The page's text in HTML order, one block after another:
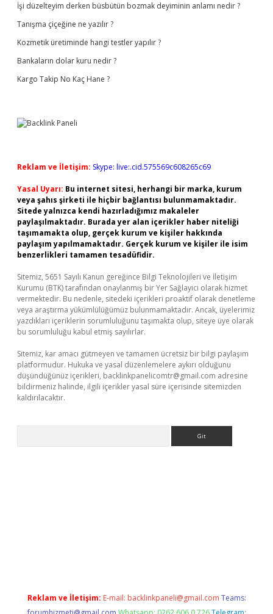
İşi düzelteyim derken büsbütün bozmak deyiminin anlamı nedir ?
Tanışma çiçeğine ne yazılır ?
Kozmetik üretiminde hangi testler yapılır ?
Bankaların dolar kuru nedir ?
Kargo Takip No Kaç Hane ?
Reklam ve İletişim: Skype: live:.cid.575569c608265c69
Yasal Uyarı: Bu internet sitesi, herhangi bir marka, kurum
veya şahıs şirketi ile hiçbir bağlantısı bulunmamaktadır.
Sitede yalnızca kendi hazırladığımız makaleler
paylaşılmaktadır. Burada yer alan içerikler haber niteliği
taşımamakta olup, gerçek kurum ve kişiler hakkında
paylaşım yapılmamaktadır. Gerçek kurum ve kişiler ile isim
benzerlikleri tamamen tesadüfidir.
Sitemiz, 5651 Sayılı Kanun gereğince Bilgi Teknolojileri ve İletişim
Kurumu (BTK) tarafından onaylanmış bir Yer Sağlayıcı olarak hizmet
vermektedir. Bu nedenle, sitedeki içerikleri proaktif olarak denetleme
veya araştırma yükümlülüğümüz bulunmamaktadır. Ancak, üyelerimiz
yazdıkları içeriklerin sorumluluğunu taşımakta olup, siteye üye olarak
bu sorumluluğu kabul etmiş sayılırlar.
Sitemiz, kar amacı gütmeyen ve tamamen ücretsiz bir bilgi paylaşım
platformudur. Hukuka ve yasal düzenlemelere aykırı olduğunu
düşündüğünüz içerikleri, backlinkpanelicomtr@gmail.com adresine
bildirmeniz halinde, ilgili içerikler yasal süre içerisinde sitemizden
kaldırılacaktır.
Reklam ve İletişim: E-mail: backlinkpaneli@gmail.com Teams: